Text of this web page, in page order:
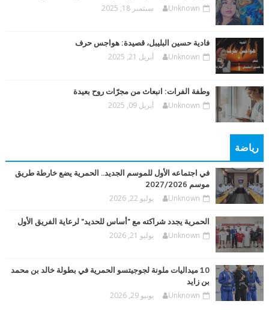
Unknown سبتمبر 18, 2025
فادية حسين البليبل، قصيدة: هواجس حرف
Unknown أبريل 21, 2025
وطفة الفرات: انبعاث من مجرّات روح بعيدة
Unknown أبريل 09, 2025
رياضة
في اجتماعه الأول للموسم الجديد.. الحمرية يضع خارطة طريق
موسم 2027/2026
Unknown يوليو 22, 2026
الحمرية يجدد شراكته مع "أساس للحديد" لرعاية الفريق الأول
Unknown يوليو 21, 2026
10 ميداليات ملونة لجوجيتسو الحمرية في بطولة خالد بن محمد
بن زايد
Unknown يونيو 29, 2026